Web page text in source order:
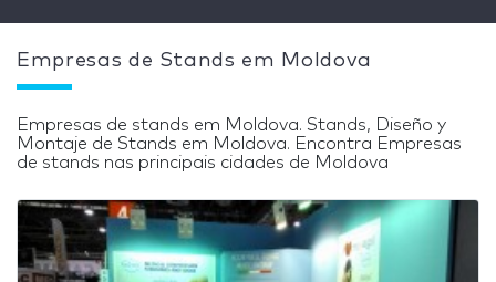
Empresas de Stands em Moldova
Empresas de stands em Moldova. Stands, Diseño y
Montaje de Stands em Moldova. Encontra Empresas
de stands nas principais cidades de Moldova